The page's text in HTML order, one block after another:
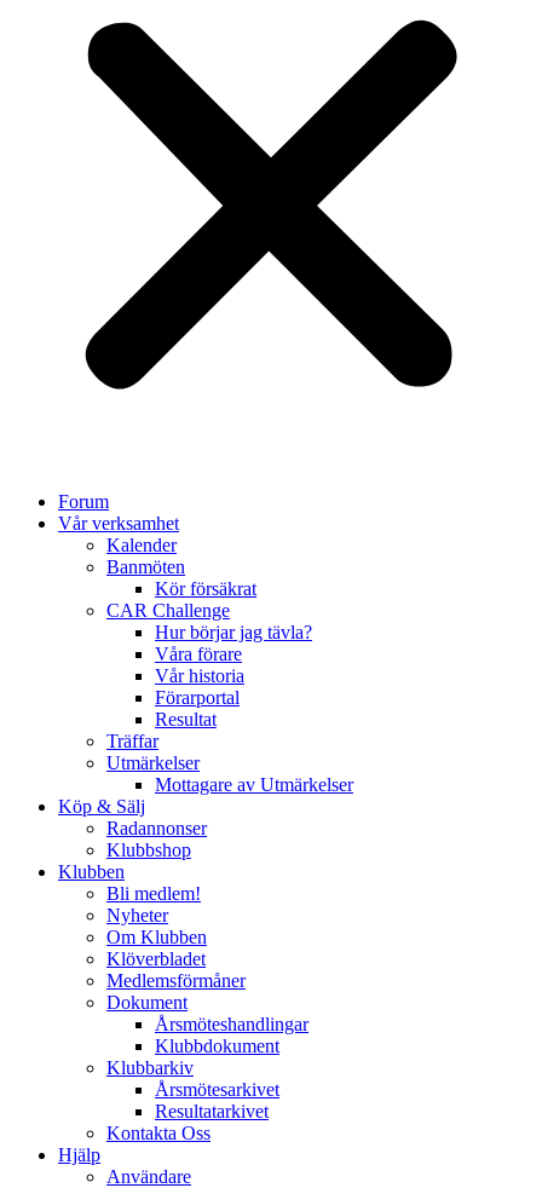
Forum
Vår verksamhet
Kalender
Banmöten
Kör försäkrat
CAR Challenge
Hur börjar jag tävla?
Våra förare
Vår historia
Förarportal
Resultat
Träffar
Utmärkelser
Mottagare av Utmärkelser
Köp & Sälj
Radannonser
Klubbshop
Klubben
Bli medlem!
Nyheter
Om Klubben
Klöverbladet
Medlemsförmåner
Dokument
Årsmöteshandlingar
Klubbdokument
Klubbarkiv
Årsmötesarkivet
Resultatarkivet
Kontakta Oss
Hjälp
Användare